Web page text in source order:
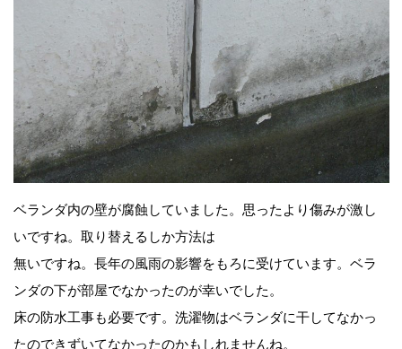
ベランダ内の壁が腐蝕していました。思ったより傷みが激し
いですね。取り替えるしか方法は
無いですね。長年の風雨の影響をもろに受けています。ベラ
ンダの下が部屋でなかったのが幸いでした。
床の防水工事も必要です。洗濯物はベランダに干してなかっ
たのできずいてなかったのかもしれませんね。